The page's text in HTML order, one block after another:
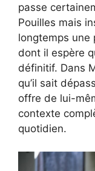
passe
Pouilles mais
longtemps une
dont il espère
définitif. Dans
qu’il sait
offre de lui-
contexte
quotidien.